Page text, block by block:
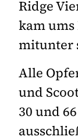
Ridge
kam
mitunter
Alle
und
30 und